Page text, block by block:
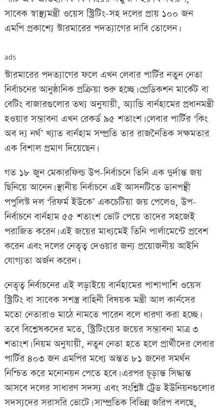
সাবেক স্বাস্থ্যমন্ত্রী ওয়েস স্ট্রিটিং-সহ দলের প্রায় ১০০ জন
এমপি প্রকাশ্যে স্টারমারের পদত্যাগের দাবি তোলেন।
ads
স্টারমারের পদত্যাগের ফলে এখন লেবার পার্টির নতুন নেতা
নির্বাচনের আনুষ্ঠানিক প্রক্রিয়া শুরু হচ্ছে। প্রেডিকশন মার্কেট বা
বেটিং বাজারগুলোর তথ্য অনুযায়ী, অ্যান্ডি বার্নহামের প্রধানমন্ত্রী
হওয়ার সম্ভাবনা এখন রেকর্ড ৯৫ শতাংশ। লেবার পার্টির ‘কিং
অব দ্য নর্থ’ খ্যাত বার্নহাম সম্প্রতি তার রাজনৈতিক সক্ষমতার
এক বিশাল প্রমাণ দিয়েছেন।
গত ১৮ জুন মেকারফিল্ড উপ-নির্বাচনে তিনি এক দুর্দান্ত জয়
ছিনিয়ে আনেন। স্থানীয় নির্বাচনে এই আসনটিতে ডানপন্থী
পপুলিস্ট দল ‘রিফর্ম ইউকে’ একচেটিয়া জয় পেলেও, উপ-
নির্বাচনে বার্নহাম ৫৫ শতাংশ ভোট পেয়ে তাদের সহজেই
পরাজিত করেন। এই জয়ের মাধ্যমেই তিনি পার্লামেন্টে প্রবেশ
করেন এবং দলের নেতৃত্ব দেওয়ার জন্য প্রয়োজনীয় আইনি
যোগ্যতা অর্জন করেন।
নেতৃত্ব নির্বাচনের এই লড়াইয়ে বার্নহামের পাশাপাশি ওয়েস
স্ট্রিটিং বা সাবেক সশস্ত্র বাহিনী বিষয়ক মন্ত্রী আল কার্নসের
মতো নেতারাও মাঠে নামতে পারেন বলে ধারণা করা হচ্ছে।
তবে বিশ্লেষকদের মতে, স্ট্রিটিংয়ের জয়ের সম্ভাবনা মাত্র ৩
শতাংশ। নিয়ম অনুযায়ী, নতুন নেতা হতে হলে প্রার্থীদের লেবার
পার্টির ৪০৩ জন এমপির মধ্যে অন্তত ৮১ জনের সমর্থন
নিশ্চিত করে মনোনয়ন পেতে হবে। এরপর চূড়ান্ত সিদ্ধান্ত
আসবে দলের সাধারণ সদস্য এবং সংশ্লিষ্ট ট্রেড ইউনিয়নগুলোর
সদস্যদের সরাসরি ভোটে। সাম্প্রতিক বিভিন্ন জরিপ বলছে,